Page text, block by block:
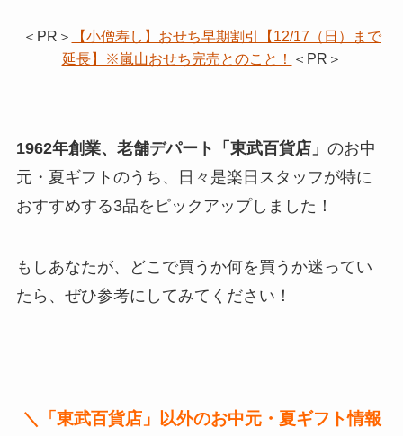
＜PR＞
【小僧寿し】おせち早期割引【12/17（日）まで
延長】※嵐山おせち完売とのこと！
＜PR＞
1962年創業、老舗デパート「東武百貨店」 のお中
元・夏ギフトのうち、日々是楽日スタッフが特に
おすすめする3品をピックアップしました！
もしあなたが、どこで買うか何を買うか迷ってい
たら、ぜひ参考にしてみてください！
＼「東武百貨店」以外のお中元・夏ギフト情報